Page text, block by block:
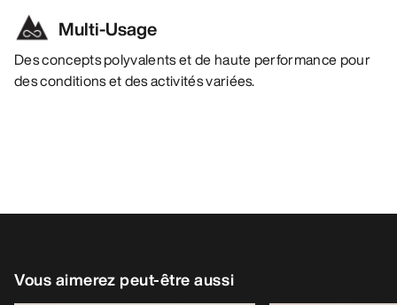
Multi-Usage
Des concepts polyvalents et de haute performance pour
des conditions et des activités variées.
Vous aimerez peut-être aussi